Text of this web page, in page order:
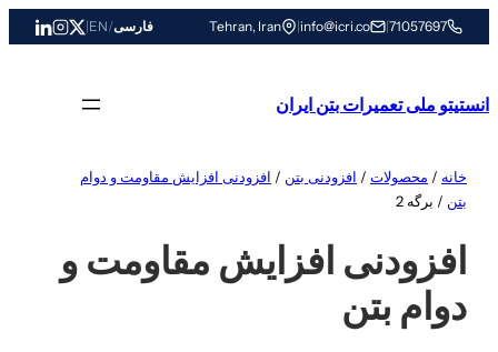
به
71057697
|
info@icri.co
|
Tehran, Iran فارسی/
EN
|
انستیتو ملی تعمیرات بتن ایران
خانه / محصولات / افزودنی بتن / افزودنی افزایش مقاومت و دوام
بتن / برگه 2
افزودنی افزایش مقاومت و
دوام بتن